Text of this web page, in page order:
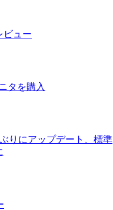
ビュー
タを購入
りにアップデート、標準